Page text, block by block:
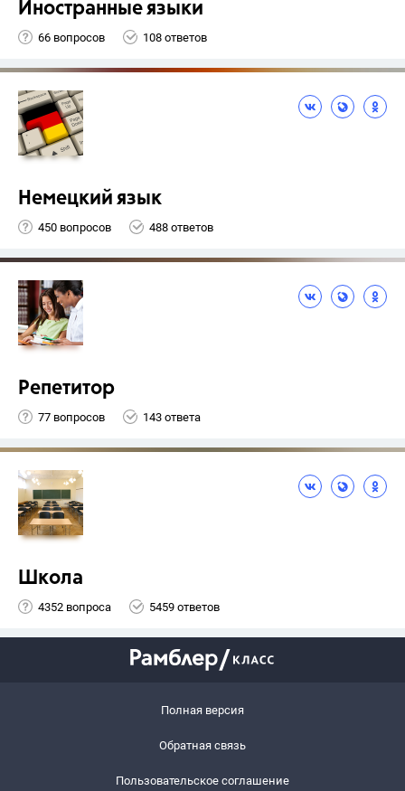
Иностранные языки
66 вопросов 108 ответов
Немецкий язык
450 вопросов 488 ответов
Репетитор
77 вопросов 143 ответа
Школа
4352 вопроса 5459 ответов
Полная версия
Обратная связь
Пользовательское соглашение